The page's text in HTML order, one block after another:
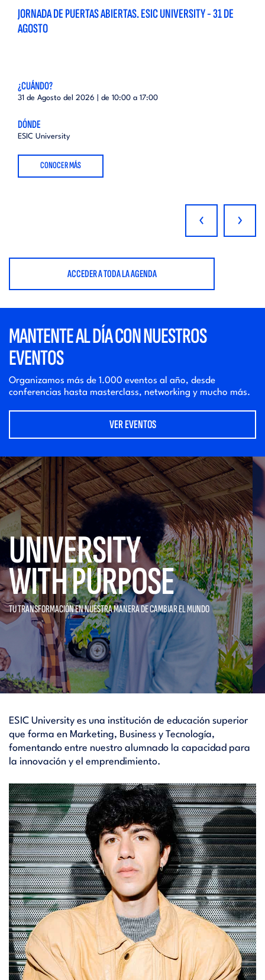
JORNADA DE PUERTAS ABIERTAS. ESIC UNIVERSITY - 31 DE
AGOSTO
¿CUÁNDO?
31 de Agosto del 2026 | de 10:00 a 17:00
DÓNDE
ESIC University
CONOCER MÁS
‹ ›
ACCEDER A TODA LA AGENDA
MANTENTE AL DÍA CON NUESTROS
EVENTOS
Organizamos más de 1.000 eventos al año, desde
conferencias hasta masterclass, networking y mucho más.
VER EVENTOS
UNIVERSITY
WITH PURPOSE
TU TRANSFORMACIÓN EN NUESTRAMANERA DE CAMBIAR EL MUNDO
ESIC University es una institución de educación superior
que forma en Marketing, Business y Tecnología,
fomentando entre nuestro alumnado la capacidad para
la innovación y el emprendimiento.